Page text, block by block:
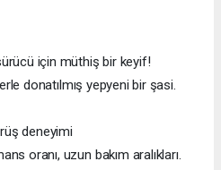
için müthiş bir keyif!
donatılmış yepyeni bir şasi.
deneyimi
oranı, uzun bakım aralıkları.